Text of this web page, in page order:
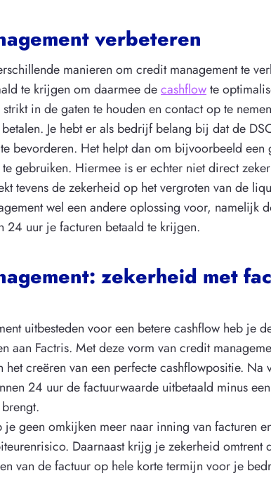
verbeteren
manieren om credit management te
te krijgen om daarmee decashflowte
in de gaten te houden en contact op te
Je hebt er als bedrijf belang bij dat de
bevorderen. Het helpt dan om bijvoorbeeld een
te gebruiken. Hiermee is er echter niet direct
tevens de zekerheid op het vergroten van de
wel een andere oplossing voor, namelijk
24 uur je facturen betaald te krijgen.
zekerheid met
uitbesteden voor een betere cashflow heb je
aan Factris. Met deze vorm van credit
het creëren van een perfecte cashflowpositie. Na
24 uur de factuurwaarde uitbetaald minus
geen omkijken meer naar inning van facturen
Daarnaast krijg je zekerheid omtrent
van de factuur op hele korte termijn voor je